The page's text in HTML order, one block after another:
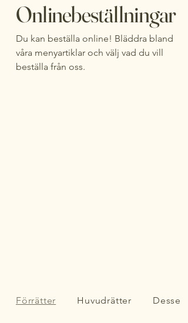
Onlinebeställningar
Du kan beställa online! Bläddra bland
våra menyartiklar och välj vad du vill
beställa från oss.
Förrätter Huvudrätter